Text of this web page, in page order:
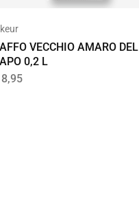
VECCHIO AMARO DEL
0,2 L
8,95